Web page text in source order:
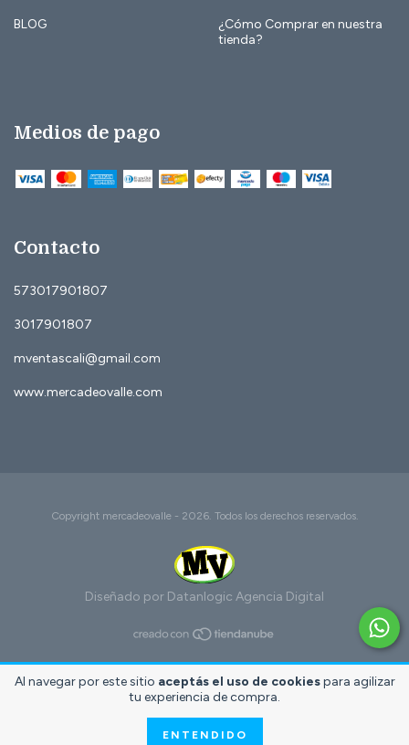
Al navegar por este sitio aceptás el uso de cookiespara agilizar
tu experiencia de compra.
ENTENDIDO
BLOG
¿Cómo Comprar en nuestra
tienda?
Medios de pago
Contacto
573017901807
3017901807
mventascali@gmail.com
www.mercadeovalle.com
Copyright mercadeovalle - 2026. Todos los derechos reservados.
Diseñado por Datanlogic Agencia Digital